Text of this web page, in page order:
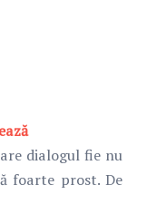
dialogul fie nu
foarte prost. De